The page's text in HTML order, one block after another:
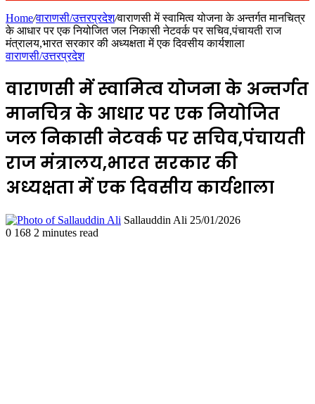
Home/वाराणसी/उत्तरप्रदेश/वाराणसी में स्वामित्व योजना के अन्तर्गत मानचित्र
के आधार पर एक नियोजित जल निकासी नेटवर्क पर सचिव,पंचायती राज
मंत्रालय,भारत सरकार की अध्यक्षता में एक दिवसीय कार्यशाला
वाराणसी/उत्तरप्रदेश
वाराणसी में स्वामित्व योजना के अन्तर्गत
मानचित्र के आधार पर एक नियोजित
जल निकासी नेटवर्क पर सचिव,पंचायती
राज मंत्रालय,भारत सरकार की
अध्यक्षता में एक दिवसीय कार्यशाला
Sallauddin Ali Send
25/01/2026
0 168 2 minutes read